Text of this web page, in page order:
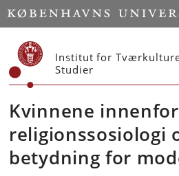
Start
Institut for
Studier
Kvinnene
religionssosiologi
betydning for